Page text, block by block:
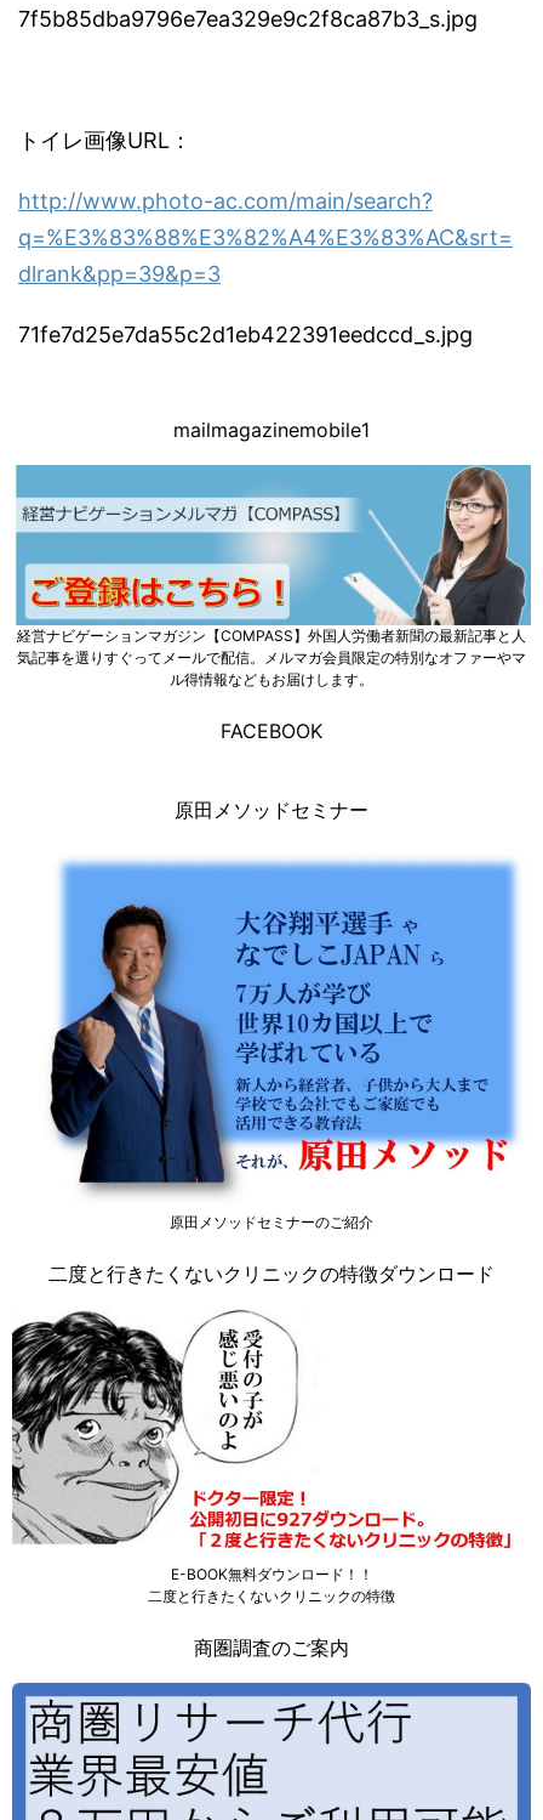
7f5b85dba9796e7ea329e9c2f8ca87b3_s.jpg
トイレ画像URL：
http://www.photo-ac.com/main/search?
q=%E3%83%88%E3%82%A4%E3%83%AC&srt=
dlrank&pp=39&p=3
71fe7d25e7da55c2d1eb422391eedccd_s.jpg
mailmagazinemobile1
経営ナビゲーションマガジン【COMPASS】外国人労働者新聞の最新記事と人
気記事を選りすぐってメールで配信。メルマガ会員限定の特別なオファーやマ
ル得情報などもお届けします。
FACEBOOK
原田メソッドセミナー
原田メソッドセミナーのご紹介
二度と行きたくないクリニックの特徴ダウンロード
E-BOOK無料ダウンロード！！
二度と行きたくないクリニックの特徴
商圏調査のご案内